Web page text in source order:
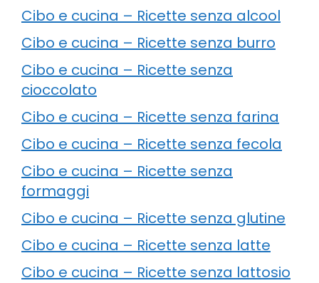
Cibo e cucina – Ricette senza alcool
Cibo e cucina – Ricette senza burro
Cibo e cucina – Ricette senza
cioccolato
Cibo e cucina – Ricette senza farina
Cibo e cucina – Ricette senza fecola
Cibo e cucina – Ricette senza
formaggi
Cibo e cucina – Ricette senza glutine
Cibo e cucina – Ricette senza latte
Cibo e cucina – Ricette senza lattosio